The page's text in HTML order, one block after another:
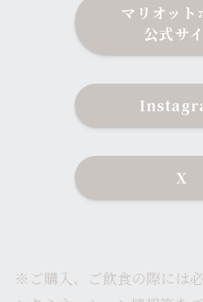
マリオット
公式サ
X
※ご購入、ご飲食の際には